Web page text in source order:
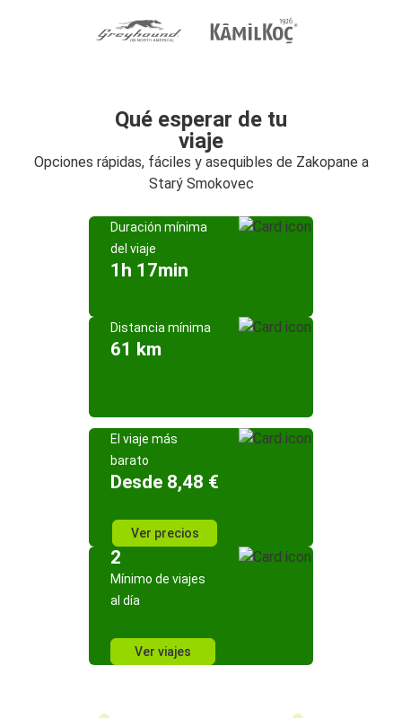
Qué esperar de tu
viaje
Opciones rápidas, fáciles y asequibles de Zakopane a
Starý Smokovec
Duración mínima
del viaje
1h 17min
Distancia mínima
61 km
El viaje más
barato
Desde 8,48 €
Ver precios
2
Mínimo de viajes
al día
Ver viajes